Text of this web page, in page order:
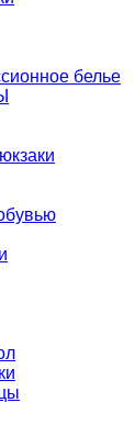
белье